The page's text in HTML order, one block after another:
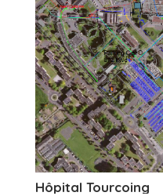
Hôpital Tourcoing